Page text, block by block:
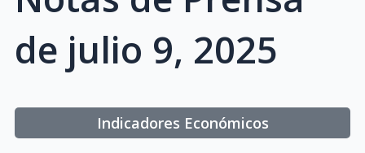
de julio 9, 2025
Indicadores Económicos